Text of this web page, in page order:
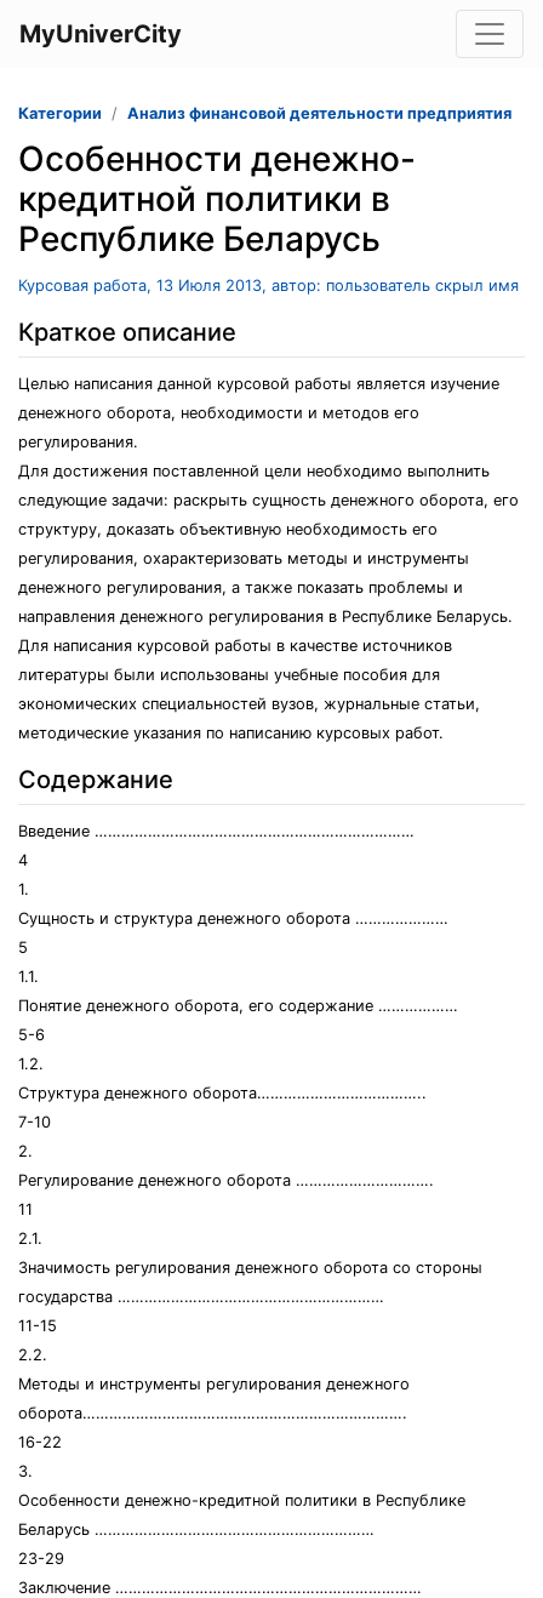
MyUniverCity
Категории Анализ финансовой деятельности предприятия
Особенности денежно-
кредитной политики в
Республике Беларусь
Курсовая работа, 13 Июля 2013, автор: пользователь скрыл имя
Краткое описание
Целью написания данной курсовой работы является изучение
денежного оборота, необходимости и методов его
регулирования.
Для достижения поставленной цели необходимо выполнить
следующие задачи: раскрыть сущность денежного оборота, его
структуру, доказать объективную необходимость его
регулирования, охарактеризовать методы и инструменты
денежного регулирования, а также показать проблемы и
направления денежного регулирования в Республике Беларусь.
Для написания курсовой работы в качестве источников
литературы были использованы учебные пособия для
экономических специальностей вузов, журнальные статьи,
методические указания по написанию курсовых работ.
Содержание
Введение ………………………………………………………………
4
1.
Сущность и структура денежного оборота …………………
5
1.1.
Понятие денежного оборота, его содержание ………………
5-6
1.2.
Структура денежного оборота………………………………..
7-10
2.
Регулирование денежного оборота ………………………….
11
2.1.
Значимость регулирования денежного оборота со стороны
государства ……………………………………………………
11-15
2.2.
Методы и инструменты регулирования денежного
оборота……………………………………………………………….
16-22
3.
Особенности денежно-кредитной политики в Республике
Беларусь ………………………………………………………
23-29
Заключение ……………………………………………………………